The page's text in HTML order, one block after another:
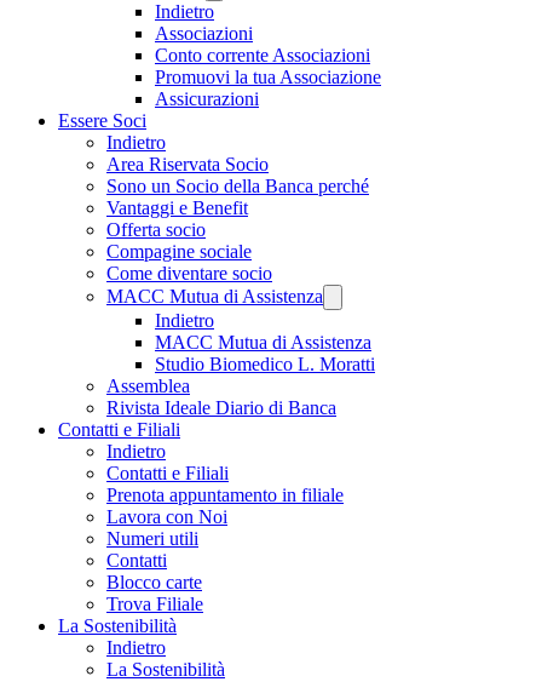
Indietro
Associazioni
Conto corrente Associazioni
Promuovi la tua Associazione
Assicurazioni
Essere Soci
Indietro
Area Riservata Socio
Sono un Socio della Banca perché
Vantaggi e Benefit
Offerta socio
Compagine sociale
Come diventare socio
MACC Mutua di Assistenza
Indietro
MACC Mutua di Assistenza
Studio Biomedico L. Moratti
Assemblea
Rivista Ideale Diario di Banca
Contatti e Filiali
Indietro
Contatti e Filiali
Prenota appuntamento in filiale
Lavora con Noi
Numeri utili
Contatti
Blocco carte
Trova Filiale
La Sostenibilità
Indietro
La Sostenibilità